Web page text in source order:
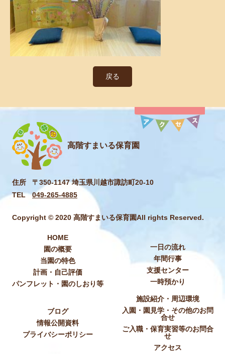
戻る
高階すまいる保育園
住所
〒350-1147 埼玉県川越市諏訪町20-10
TEL
049-265-4885
Copyright © 2020 高階すまいる保育園All rights Reserved.
HOME
園の概要
当園の特色
計画・自己評価
パンフレット・園のしおり等
一日の流れ
年間行事
支援センター
一時預かり
ブログ
情報公開資料
プライバシーポリシー
施設紹介・周辺環境
入園・園見学・その他のお問
合せ
ご入職・保育実習等のお問合
せ
アクセス